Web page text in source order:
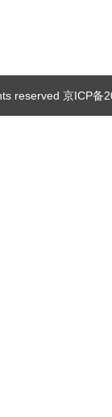
reserved 京ICP备